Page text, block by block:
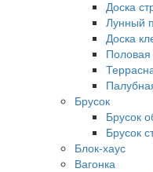
Доска
Лунный
Доска
Половая
Брусок
Брусок
Брусок
Блок-хаус
Вагонка